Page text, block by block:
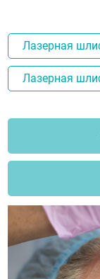
Лазерная
Лазерная